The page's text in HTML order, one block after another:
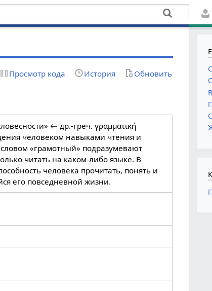
Просмотр кода История Обновить
← др.-греч. γραμματική
человеком навыками чтения и
«грамотный» подразумевают
читать на каком-либо языке. В
человека прочитать, понять и
его повседневной жизни.